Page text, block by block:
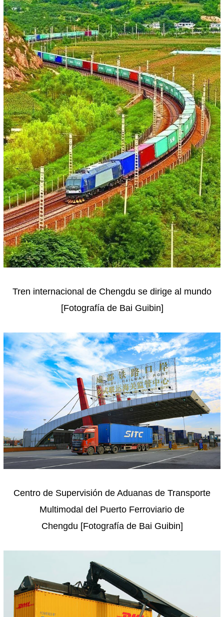
Tren internacional de Chengdu se dirige al mundo
[Fotografía de Bai Guibin]
Centro de Supervisión de Aduanas de Transporte
Multimodal del Puerto Ferroviario de
Chengdu [Fotografía de Bai Guibin]